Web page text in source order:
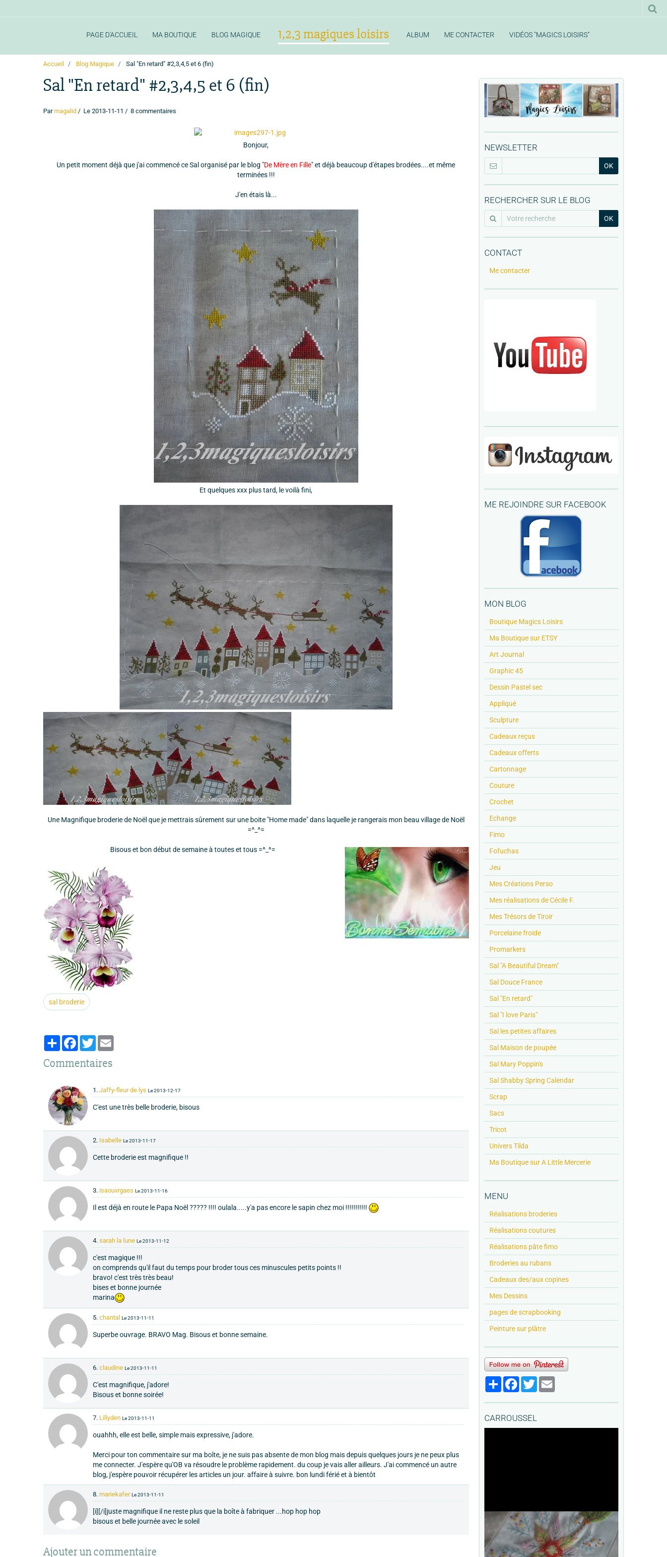
PAGE D'ACCUEIL MA BOUTIQUE BLOG MAGIQUE 1,2,3 magiques loisirs ALBUM ME CONTACTER VIDÉOS "MAGICS LOISIRS"
Accueil Blog Magique Sal "En retard" #2,3,4,5 et 6 (fin)
Sal "En retard" #2,3,4,5 et 6 (fin)
Parmagalid Le 2013-11-11 8 commentaires
Bonjour,
Un petit moment déjà que j'ai commencé ce Sal organisé par le blog "De Mère en Fille" et déjà beaucoup d'étapes brodées....et même
terminées !!!
J'en étais là...
Et quelques xxx plus tard, le voilà fini,
Une Magnifique broderie de Noël que je mettrais sûrement sur une boite "Home made" dans laquelle je rangerais mon beau village de Noël
=^_^=
Bisous et bon début de semaine à toutes et tous =^_^=
sal broderie
PartagerFacebook
Twitter
Commentaires
1. Jaffy-fleur de lys Le 2013-12-17
C'est une très belle broderie, bisous
2. Isabelle Le 2013-11-17
Cette broderie est magnifique !!
3. isaouvrgaes Le 2013-11-16
Il est déjà en route le Papa Noël ????? !!!! oulala.....y'a pas encore le sapin chez moi !!!!!!!!!!!
4. sarah la lune Le 2013-11-12
c'est magique !!!
on comprends qu'il faut du temps pour broder tous ces minuscules petits points !!
bravo! c'est très très beau!
bises et bonne journée
marina
5. chantal Le 2013-11-11
Superbe ouvrage. BRAVO Mag. Bisous et bonne semaine.
6. claudine Le 2013-11-11
C'est magnifique, j'adore!
Bisous et bonne soirée!
7. Lillyden Le 2013-11-11
ouahhh, elle est belle, simple mais expressive, j'adore.
Merci pour ton commentaire sur ma boîte, je ne suis pas absente de mon blog mais depuis quelques jours je ne peux plus
me connecter. J'espère qu'OB va résoudre le problème rapidement. du coup je vais aller ailleurs. J'ai commencé un autre
blog, j'espère pouvoir récupérer les articles un jour. affaire à suivre. bon lundi férié et à bientôt
8. mariekafer Le 2013-11-11
[i][/i]juste magnifique il ne reste plus que la boîte à fabriquer ...hop hop hop
bisous et belle journée avec le soleil
Ajouter un commentaire
NEWSLETTER
OK
RECHERCHER SUR LE BLOG
OK
CONTACT
Me contacter
ME REJOINDRE SUR FACEBOOK
MON BLOG
Boutique Magics Loisirs
Ma Boutique sur ETSY
Art Journal
Graphic 45
Dessin Pastel sec
Appliqué
Sculpture
Cadeaux reçus
Cadeaux offerts
Cartonnage
Couture
Crochet
Echange
Fimo
Fofuchas
Jeu
Mes Créations Perso
Mes réalisations de Cécile F.
Mes Trésors de Tiroir
Porcelaine froide
Promarkers
Sal "A Beautiful Dream"
Sal Douce France
Sal "En retard"
Sal "I love Paris"
Sal les petites affaires
Sal Maison de poupée
Sal Mary Poppin's
Sal Shabby Spring Calendar
Scrap
Sacs
Tricot
Univers Tilda
Ma Boutique sur A Little Mercerie
MENU
Réalisations broderies
Réalisations coutures
Réalisations pâte fimo
Broderies au rubans
Cadeaux des/aux copines
Mes Dessins
pages de scrapbooking
Peinture sur plâtre
PartagerFacebook
TwitterEmail
CARROUSSEL